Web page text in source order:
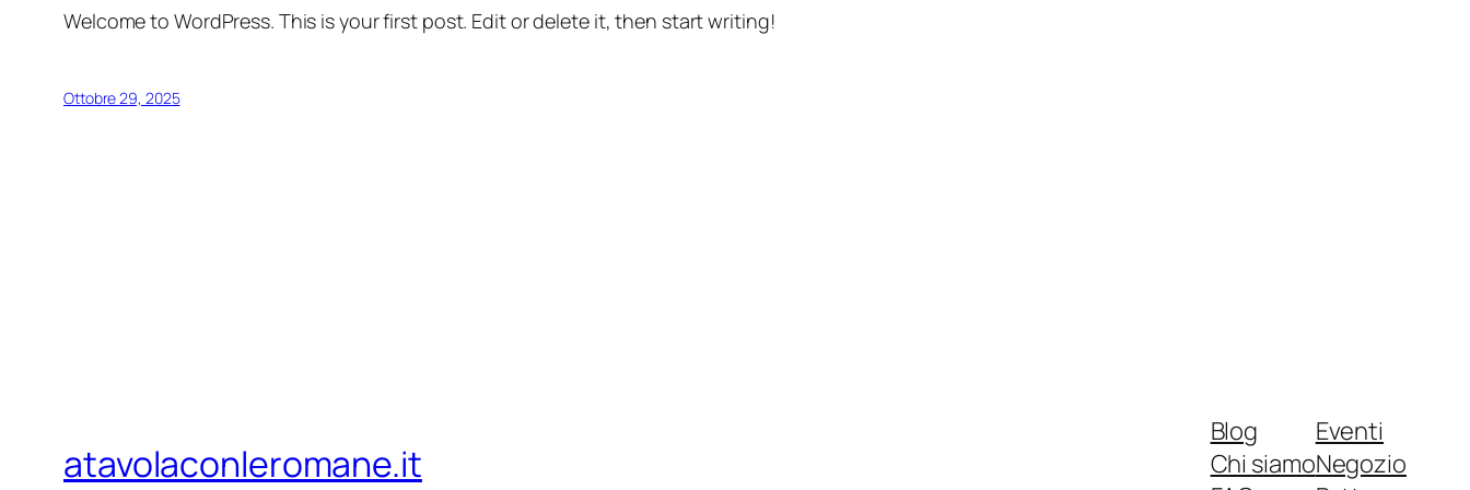
Welcome to WordPress. This is your first post. Edit or delete it, then start writing!
Ottobre 29, 2025
atavolaconleromane.it
Blog
Chi siamo
Eventi
Negozio